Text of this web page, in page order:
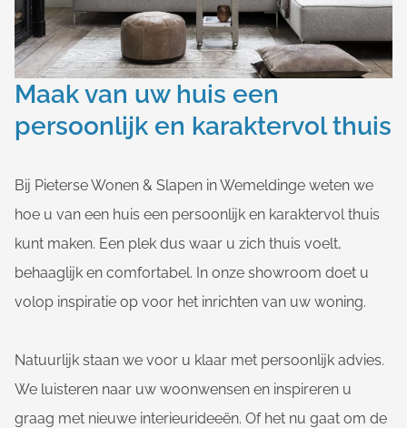
Maak van uw huis een
persoonlijk en karaktervol thuis
Bij Pieterse Wonen & Slapen in Wemeldinge weten we
hoe u van een huis een persoonlijk en karaktervol thuis
kunt maken. Een plek dus waar u zich thuis voelt,
behaaglijk en comfortabel. In onze showroom doet u
volop inspiratie op voor het inrichten van uw woning.
Natuurlijk staan we voor u klaar met persoonlijk advies.
We luisteren naar uw woonwensen en inspireren u
graag met nieuwe interieurideeën. Of het nu gaat om de